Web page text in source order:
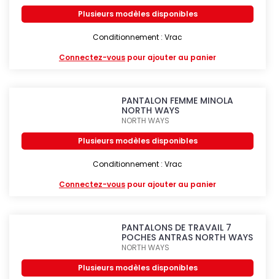
Plusieurs modèles disponibles
Conditionnement : Vrac
Connectez-vous pour ajouter au panier
PANTALON FEMME MINOLA
NORTH WAYS
NORTH WAYS
Plusieurs modèles disponibles
Conditionnement : Vrac
Connectez-vous pour ajouter au panier
PANTALONS DE TRAVAIL 7
POCHES ANTRAS NORTH WAYS
NORTH WAYS
Plusieurs modèles disponibles